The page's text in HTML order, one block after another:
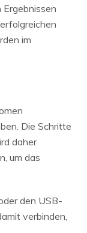
Ergebnissen
im
Die Schritte
daher
um das
den USB-
verbinden,